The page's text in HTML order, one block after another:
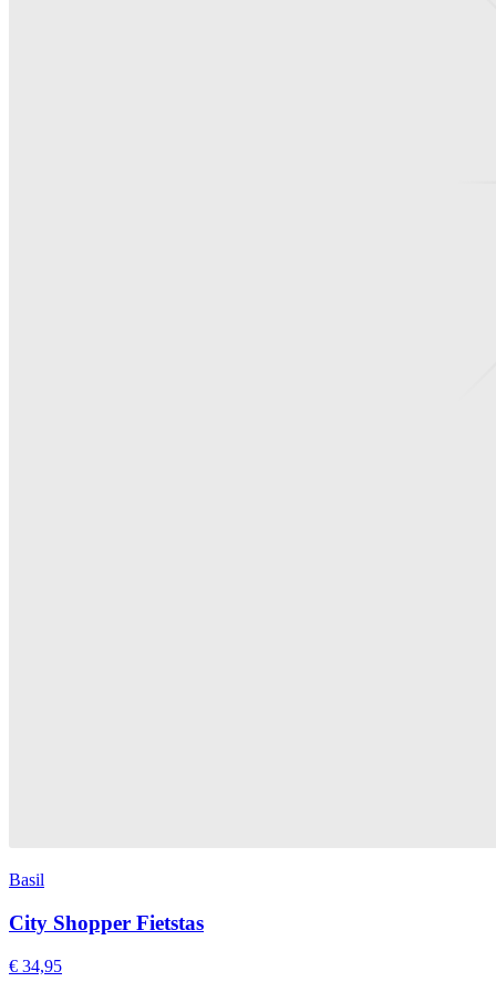
Basil
City Shopper Fietstas
€ 34,95